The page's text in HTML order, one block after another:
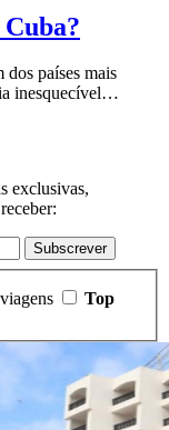
países mais
inesquecível…
exclusivas,
Subscrever
Top